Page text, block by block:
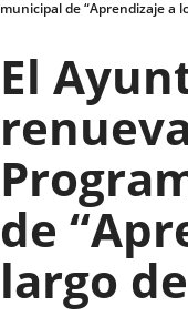
de
Valladolid
municipal de “Aprendizaje a
El
de
largo